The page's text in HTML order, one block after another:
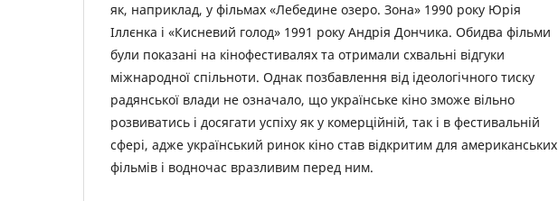
як, наприклад, у фільмах «Лебедине озеро. Зона» 1990 року Юрія
Іллєнка і «Кисневий голод» 1991 року Андрія Дончика. Обидва фільми
були показані на кінофестивалях та отримали схвальні відгуки
міжнародної спільноти. Однак позбавлення від ідеологічного тиску
радянської влади не означало, що українське кіно зможе вільно
розвиватись і досягати успіху як у комерційній, так і в фестивальній
сфері, адже український ринок кіно став відкритим для американських
фільмів і водночас вразливим перед ним.